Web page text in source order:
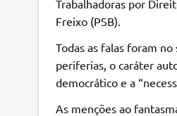
Trabalhadoras por
Freixo (PSB).
Todas as falas foram
periferias, o caráter
democrático e a
As menções ao